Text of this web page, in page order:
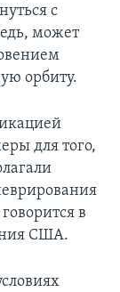
с
может
орбиту.
для того,
в
США.